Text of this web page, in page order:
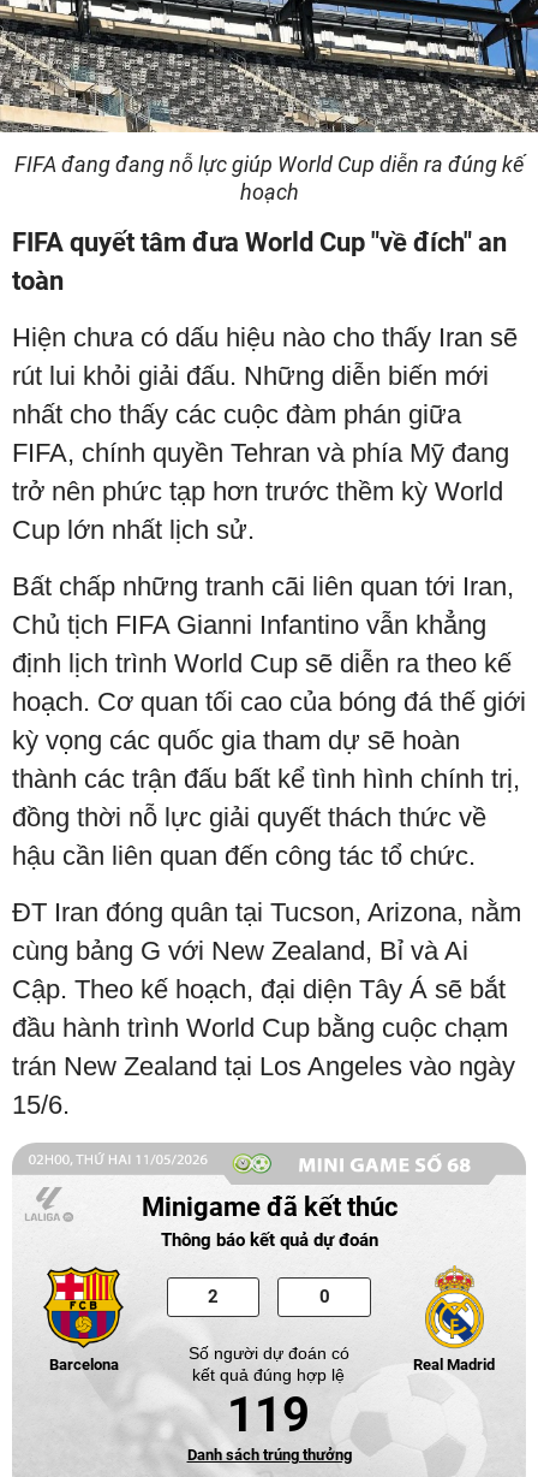
FIFA đang đang nỗ lực giúp World Cup diễn ra đúng kế
hoạch
FIFA quyết tâm đưa World Cup "về đích" an
toàn
Hiện chưa có dấu hiệu nào cho thấy Iran sẽ
rút lui khỏi giải đấu. Những diễn biến mới
nhất cho thấy các cuộc đàm phán giữa
FIFA, chính quyền Tehran và phía Mỹ đang
trở nên phức tạp hơn trước thềm kỳ World
Cup lớn nhất lịch sử.
Bất chấp những tranh cãi liên quan tới Iran,
Chủ tịch FIFA Gianni Infantino vẫn khẳng
định lịch trình World Cup sẽ diễn ra theo kế
hoạch. Cơ quan tối cao của bóng đá thế giới
kỳ vọng các quốc gia tham dự sẽ hoàn
thành các trận đấu bất kể tình hình chính trị,
đồng thời nỗ lực giải quyết thách thức về
hậu cần liên quan đến công tác tổ chức.
ĐT Iran đóng quân tại Tucson, Arizona, nằm
cùng bảng G với New Zealand, Bỉ và Ai
Cập. Theo kế hoạch, đại diện Tây Á ​​sẽ bắt
đầu hành trình World Cup bằng cuộc chạm
trán New Zealand tại Los Angeles vào ngày
15/6.
Minigame đã kết thúc
Thông báo kết quả dự đoán
Barcelona Real Madrid
Số người dự đoán có
kết quả đúng hợp lệ
119
Danh sách trúng thưởng